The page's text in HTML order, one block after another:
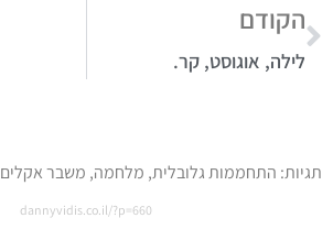
הקודם
לילה, אוגוסט, קר.
תגיות: התחממות גלובלית, מלחמה, משבר אקלים
dannyvidis.co.il/?p=660